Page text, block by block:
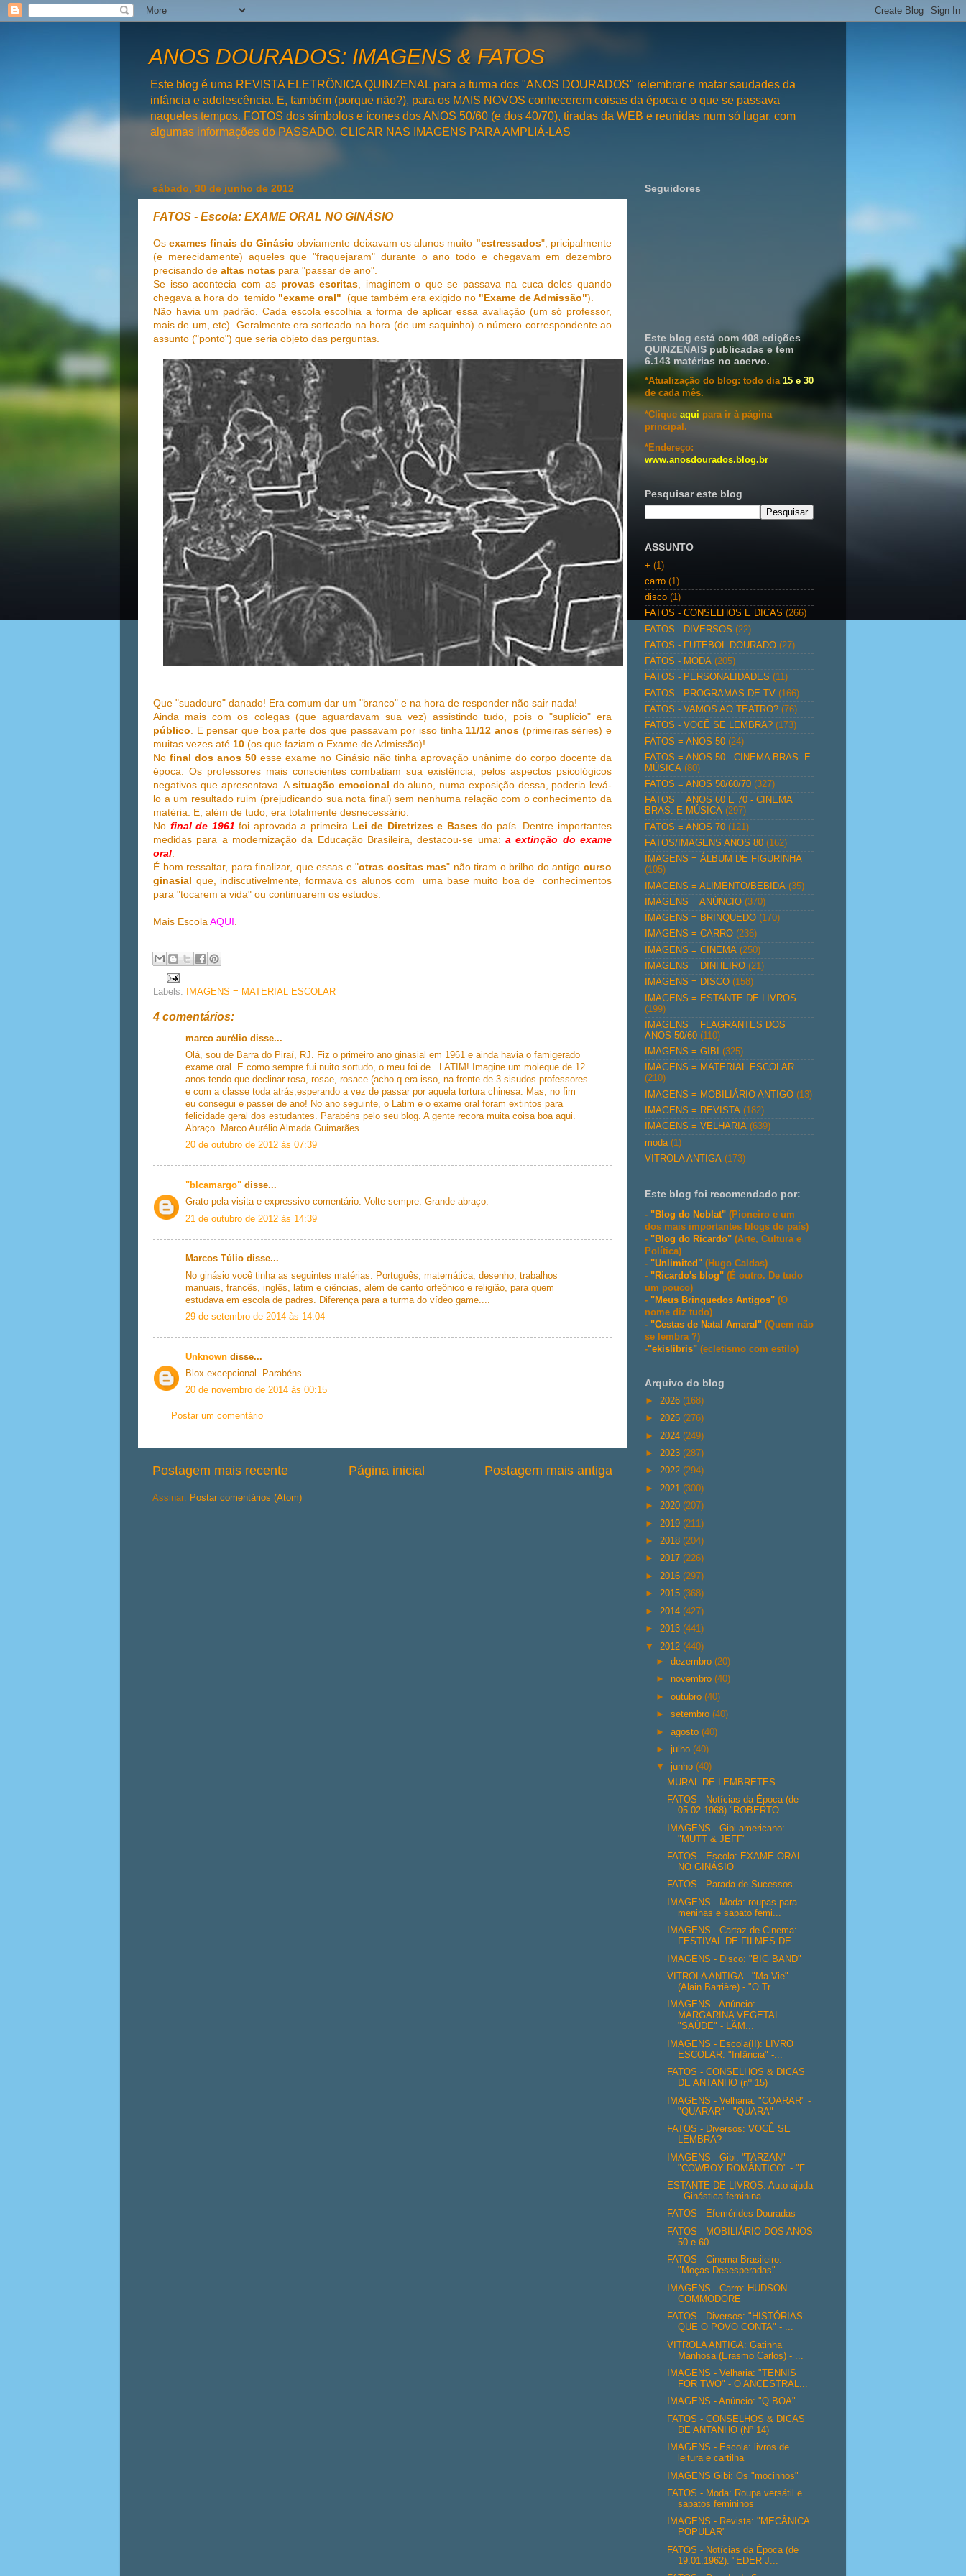
ANOS DOURADOS: IMAGENS & FATOS
Este blog é uma REVISTA ELETRÔNICA QUINZENAL para a turma dos "ANOS DOURADOS" relembrar e matar saudades da
infância e adolescência. E, também (porque não?), para os MAIS NOVOS conhecerem coisas da época e o que se passava
naqueles tempos. FOTOS dos símbolos e ícones dos ANOS 50/60 (e dos 40/70), tiradas da WEB e reunidas num só lugar, com
algumas informações do PASSADO. CLICAR NAS IMAGENS PARA AMPLIÁ-LAS
sábado, 30 de junho de 2012
FATOS - Escola: EXAME ORAL NO GINÁSIO
Osexames finais do Ginásio obviamente deixavam os alunos muito "estressados", pricipalmente
(e merecidamente) aqueles que "fraquejaram" durante o ano todo e chegavam em dezembro
precisando de altas notas para "passar de ano".
Se isso acontecia com as provas escritas, imaginem o que se passava na cuca deles quando
chegava a hora do temido "exame oral" (que também era exigido no "Exame de Admissão").
Não havia um padrão. Cada escola escolhia a forma de aplicar essa avaliação (um só professor,
mais de um, etc). Geralmente era sorteado na hora (de um saquinho) o número correspondente ao
assunto ("ponto") que seria objeto das perguntas.
Que "suadouro" danado! Era comum dar um "branco" e na hora de responder não sair nada!
Ainda mais com os colegas (que aguardavam sua vez) assistindo tudo, pois o "suplício" era
público. E pensar que boa parte dos que passavam por isso tinha11/12 anos(primeiras séries) e
muitas vezes até 10 (os que faziam o Exame de Admissão)!
Nofinal dos anos 50 esse exame no Ginásio não tinha aprovação unânime do corpo docente da
época. Os professores mais conscientes combatiam sua existência, pelos aspectos psicológicos
negativos que apresentava. Asituação emocional do aluno, numa exposição dessa, poderia levá-
lo a um resultado ruim (prejudicando sua nota final) sem nenhuma relação com o conhecimento da
matéria. E, além de tudo, era totalmente desnecessário.
No final de 1961 foi aprovada a primeira Lei de Diretrizes e Basesdo país. Dentre importantes
medidas para a modernização da Educação Brasileira, destacou-se uma: a extinção do exame
oral.
É bom ressaltar, para finalizar, que essas e "otras cositas mas" não tiram o brilho do antigo curso
ginasial que, indiscutivelmente, formava os alunos com uma base muito boa de conhecimentos
para "tocarem a vida" ou continuarem os estudos.
Mais EscolaAQUI.
Labels: IMAGENS = MATERIAL ESCOLAR
4 comentários:
marco aurélio disse...
Olá, sou de Barra do Piraí, RJ. Fiz o primeiro ano ginasial em 1961 e ainda havia o famigerado
exame oral. E como sempre fui nuito sortudo, o meu foi de...LATIM! Imagine um moleque de 12
anos tendo que declinar rosa, rosae, rosace (acho q era isso, na frente de 3 sisudos professores
e com a classe toda atrás,esperando a vez de passar por aquela tortura chinesa. Mas, no fim
eu consegui e passei de ano! No ano seguinte, o Latim e o exame oral foram extintos para
felicidade geral dos estudantes. Parabéns pelo seu blog. A gente recora muita coisa boa aqui.
Abraço. Marco Aurélio Almada Guimarães
20 de outubro de 2012 às 07:39
"blcamargo" disse...
Grato pela visita e expressivo comentário. Volte sempre. Grande abraço.
21 de outubro de 2012 às 14:39
Marcos Túlio disse...
No ginásio você tinha as seguintes matérias: Português, matemática, desenho, trabalhos
manuais, francês, inglês, latim e ciências, além de canto orfeônico e religião, para quem
estudava em escola de padres. Diferença para a turma do vídeo game....
29 de setembro de 2014 às 14:04
Unknown disse...
Blox excepcional. Parabéns
20 de novembro de 2014 às 00:15
Postar um comentário
Postagem mais recente Postagem mais antiga
Página inicial
Assinar: Postar comentários (Atom)
Seguidores
Este blog está com 408 edições
QUINZENAIS publicadas e tem
6.143 matérias no acervo.
*Atualização do blog: todo dia 15 e 30
de cada mês.
*Clique aqui para ir à página
principal.
*Endereço:
www.anosdourados.blog.br
Pesquisar este blog
ASSUNTO
+ (1)
carro (1)
disco (1)
FATOS - CONSELHOS E DICAS (266)
FATOS - DIVERSOS (22)
FATOS - FUTEBOL DOURADO (27)
FATOS - MODA (205)
FATOS - PERSONALIDADES (11)
FATOS - PROGRAMAS DE TV (166)
FATOS - VAMOS AO TEATRO? (76)
FATOS - VOCÊ SE LEMBRA? (173)
FATOS = ANOS 50 (24)
FATOS = ANOS 50 - CINEMA BRAS. E
MÚSICA (80)
FATOS = ANOS 50/60/70 (327)
FATOS = ANOS 60 E 70 - CINEMA
BRAS. E MÚSICA (297)
FATOS = ANOS 70 (121)
FATOS/IMAGENS ANOS 80 (162)
IMAGENS = ÁLBUM DE FIGURINHA
(105)
IMAGENS = ALIMENTO/BEBIDA (35)
IMAGENS = ANÚNCIO (370)
IMAGENS = BRINQUEDO (170)
IMAGENS = CARRO (236)
IMAGENS = CINEMA (250)
IMAGENS = DINHEIRO (21)
IMAGENS = DISCO (158)
IMAGENS = ESTANTE DE LIVROS
(199)
IMAGENS = FLAGRANTES DOS
ANOS 50/60 (110)
IMAGENS = GIBI
(325)
IMAGENS = MATERIAL ESCOLAR
(210)
IMAGENS = MOBILIÁRIO ANTIGO (13)
IMAGENS = REVISTA (182)
IMAGENS = VELHARIA (639)
moda (1)
VITROLA ANTIGA (173)
Este blog foi recomendado por:
- "Blog do Noblat" (Pioneiro e um
dos mais importantes blogs do país)
- "Blog do Ricardo" (Arte, Cultura e
Política)
- "Unlimited" (Hugo Caldas)
- "Ricardo's blog" (É outro. De tudo
um pouco)
- "Meus Brinquedos Antigos" (O
nome diz tudo)
- "Cestas de Natal Amaral" (Quem não
se lembra ?)
-"ekislibris" (ecletismo com estilo)
Arquivo do blog
► 2026 (168)
► 2025 (276)
► 2024 (249)
► 2023 (287)
► 2022 (294)
► 2021 (300)
► 2020 (207)
► 2019 (211)
► 2018 (204)
► 2017 (226)
► 2016 (297)
► 2015 (368)
► 2014 (427)
► 2013 (441)
▼ 2012 (440)
►dezembro(20)
► novembro(40)
►outubro(40)
►setembro(40)
►agosto(40)
►julho(40)
▼junho(40)
MURAL DE LEMBRETES
FATOS - Notícias da Época (de
05.02.1968) "ROBERTO...
IMAGENS - Gibi americano:
"MUTT & JEFF"
FATOS - Escola: EXAME ORAL
NO GINÁSIO
FATOS - Parada de Sucessos
IMAGENS - Moda: roupas para
meninas e sapato femi...
IMAGENS - Cartaz de Cinema:
FESTIVAL DE FILMES DE...
IMAGENS - Disco: "BIG BAND"
VITROLA ANTIGA - "Ma Vie"
(Alain Barrière) - "O Tr...
IMAGENS - Anúncio:
MARGARINA VEGETAL
"SAÚDE" - LÃM...
IMAGENS - Escola(II): LIVRO
ESCOLAR: "Infância" -...
FATOS - CONSELHOS & DICAS
DE ANTANHO (nº 15)
IMAGENS - Velharia: "COARAR" -
"QUARAR" - "QUARA"
FATOS - Diversos: VOCÊ SE
LEMBRA?
IMAGENS - Gibi: "TARZAN" -
"COWBOY ROMÂNTICO" - "F...
ESTANTE DE LIVROS: Auto-ajuda
- Ginástica feminina...
FATOS - Efemérides Douradas
FATOS - MOBILIÁRIO DOS ANOS
50 e 60
FATOS - Cinema Brasileiro:
"Moças Desesperadas" - ...
IMAGENS - Carro: HUDSON
COMMODORE
FATOS - Diversos: "HISTÓRIAS
QUE O POVO CONTA" - ...
VITROLA ANTIGA: Gatinha
Manhosa (Erasmo Carlos) - ...
IMAGENS - Velharia: "TENNIS
FOR TWO" - O ANCESTRAL...
IMAGENS - Anúncio: "Q BOA"
FATOS - CONSELHOS & DICAS
DE ANTANHO (Nº 14)
IMAGENS - Escola: livros de
leitura e cartilha
IMAGENS Gibi: Os "mocinhos"
FATOS - Moda: Roupa versátil e
sapatos femininos
IMAGENS - Revista: "MECÂNICA
POPULAR"
FATOS - Notícias da Época (de
19.01.1962): "EDER J...